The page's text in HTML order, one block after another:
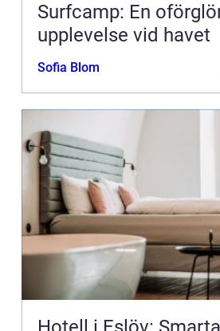
Surfcamp: En
upplevelse vid havet
Sofia Blom